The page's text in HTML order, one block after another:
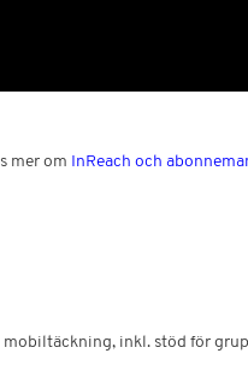
mer om InReach och
mobiltäckning, inkl. stöd för